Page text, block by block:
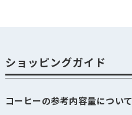
ショッピングガイド
コーヒーの参考内容量について